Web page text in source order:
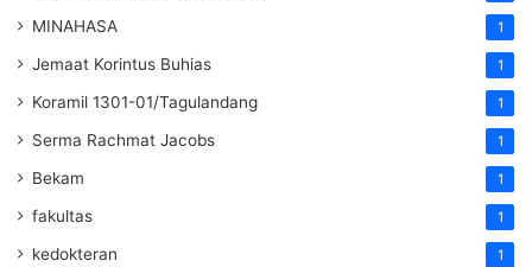
MINAHASA 1
Jemaat Korintus Buhias 1
Koramil 1301-01/Tagulandang 1
Serma Rachmat Jacobs 1
Bekam 1
fakultas 1
kedokteran 1